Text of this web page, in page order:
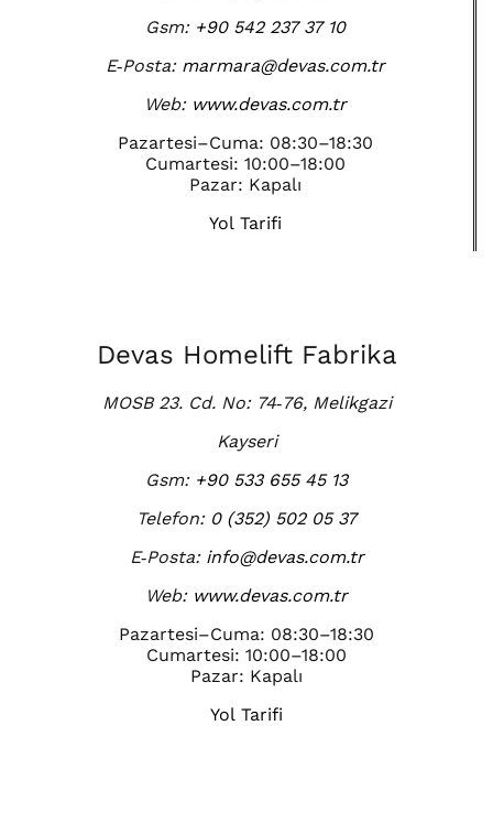
Gsm: +90 542 237 37 10
E‑Posta: marmara@devas.com.tr
Web: www.devas.com.tr
Pazartesi–Cuma: 08:30–18:30
Cumartesi: 10:00–18:00
Pazar: Kapalı
Yol Tarifi
Devas Homelift Fabrika
MOSB 23. Cd. No: 74‑76, Melikgazi
Kayseri
Gsm: +90 533 655 45 13
Telefon: 0 (352) 502 05 37
E‑Posta: info@devas.com.tr
Web: www.devas.com.tr
Pazartesi–Cuma: 08:30–18:30
Cumartesi: 10:00–18:00
Pazar: Kapalı
Yol Tarifi